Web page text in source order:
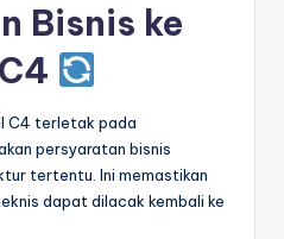
Bisnis ke
C4 terletak pada
persyaratan bisnis
tertentu. Ini memastikan
dapat dilacak kembali ke